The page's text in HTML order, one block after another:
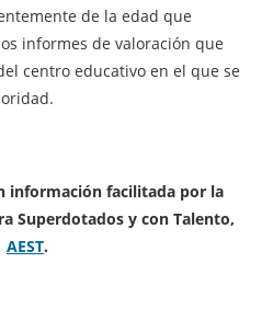
de la edad que
informes de valoración que
centro educativo en el que se
información facilitada por la
Superdotados y con Talento,
AEST.